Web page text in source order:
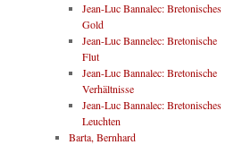
Jean-Luc Bannalec: Bretonisches
Gold
Jean-Luc Bannelec: Bretonische
Flut
Jean-Luc Bannalec: Bretonische
Verhältnisse
Jean-Luc Bannalec: Bretonisches
Leuchten
Barta, Bernhard